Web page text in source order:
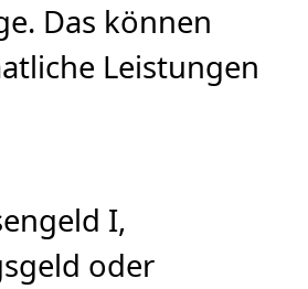
Das können
Leistungen
I,
oder